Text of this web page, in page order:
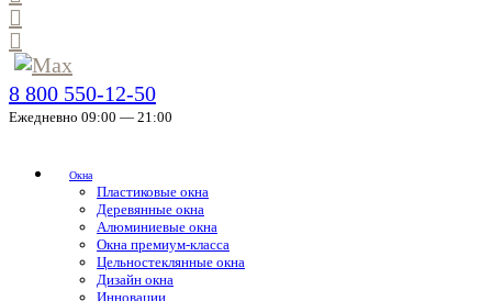
8 800 550-12-50
Ежедневно 09:00 — 21:00
Окна
Пластиковые окна
Деревянные окна
Алюминиевые окна
Окна премиум-класса
Цельностеклянные окна
Дизайн окна
Инновации